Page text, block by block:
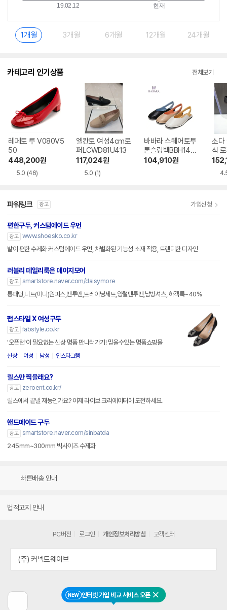
NEW 인터넷 가입 비교 서비스 오픈 닫기
1개월 3개월 6개월 12개월 24개월
카테고리 인기상품 전체보기
레페토 루 V080V5
50
448,200원
5.0 (46)
엘칸토 여성4cm로
퍼LCWD81U413
117,024원
5.0 (1)
바바라 스퀘어토투
톤슬링백BBH145
WT
104,910원
소다
식
S10
파워링크 광고 가입신청
편한구두, 커스텀에이드 우먼
광고 www.shoesko.co.kr
발이 편한 수제화 커스텀에이드 우먼, 차별화된 기능성 소재 적용, 트렌디한 디자인
러블리 데일리룩은 데이지모어
광고 smartstore.naver.com/daisymore
롱패딩,니트(미니)원피스,맨투맨,트레이닝세트,양털맨투맨,남방셔츠, 하객룩~40%
팹스타일 X 여성구두
광고 fabstyle.co.kr
'오픈런'이 필요없는 신상 명품 만나러가기! 믿을수있는 명품쇼핑몰
신상 여성 남성 인스타그램
릴스만 찍을래요?
광고
zeroent.co.kr/
릴스에서 끝낼 재능인가요? 이제 라이브 크리에이터에 도전하세요.
핸드메이드 구두
광고 smartstore.naver.com/sinbatda
245mm~300mm 빅사이즈 수제화
빠른배송 안내
법적고지 안내
PC버전 로그인 개인정보처리방침 고객센터
(주) 커넥트웨이브